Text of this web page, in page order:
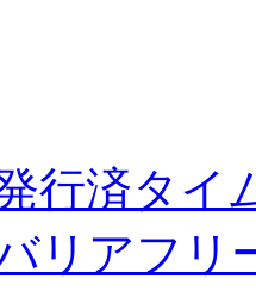
行済タイ
バリアフリ